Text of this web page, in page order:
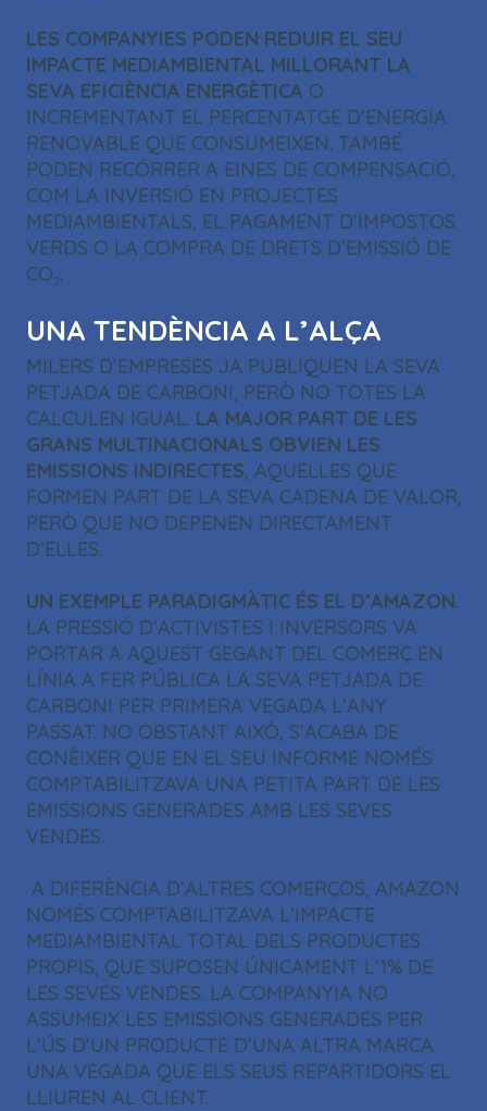
LES COMPANYIES PODEN REDUIR EL SEU
IMPACTE MEDIAMBIENTAL MILLORANT LA
SEVA EFICIÈNCIA ENERGÈTICA O
INCREMENTANT EL PERCENTATGE D’ENERGIA
RENOVABLE QUE CONSUMEIXEN. TAMBÉ
PODEN RECÓRRER A EINES DE COMPENSACIÓ,
COM LA INVERSIÓ EN PROJECTES
MEDIAMBIENTALS, EL PAGAMENT D’IMPOSTOS
VERDS O LA COMPRA DE DRETS D’EMISSIÓ DE
CO₂.
UNA TENDÈNCIA A L’ALÇA
MILERS D’EMPRESES JA PUBLIQUEN LA SEVA
PETJADA DE CARBONI, PERÒ NO TOTES LA
CALCULEN IGUAL. LA MAJOR PART DE LES
GRANS MULTINACIONALS OBVIEN LES
EMISSIONS INDIRECTES, AQUELLES QUE
FORMEN PART DE LA SEVA CADENA DE VALOR,
PERÒ QUE NO DEPENEN DIRECTAMENT
D’ELLES.
UN EXEMPLE PARADIGMÀTIC ÉS EL D’AMAZON.
LA PRESSIÓ D’ACTIVISTES I INVERSORS VA
PORTAR A AQUEST GEGANT DEL COMERÇ EN
LÍNIA A FER PÚBLICA LA SEVA PETJADA DE
CARBONI PER PRIMERA VEGADA L’ANY
PASSAT. NO OBSTANT AIXÒ, S’ACABA DE
CONÈIXER QUE EN EL SEU INFORME NOMÉS
COMPTABILITZAVA UNA PETITA PART DE LES
EMISSIONS GENERADES AMB LES SEVES
VENDES.
A DIFERÈNCIA D’ALTRES COMERÇOS, AMAZON
NOMÉS COMPTABILITZAVA L’IMPACTE
MEDIAMBIENTAL TOTAL DELS PRODUCTES
PROPIS, QUE SUPOSEN ÚNICAMENT L’1% DE
LES SEVES VENDES. LA COMPANYIA NO
ASSUMEIX LES EMISSIONS GENERADES PER
L’ÚS D’UN PRODUCTE D’UNA ALTRA MARCA
UNA VEGADA QUE ELS SEUS REPARTIDORS EL
LLIUREN AL CLIENT.